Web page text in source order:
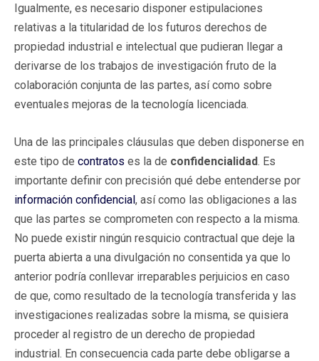
Igualmente, es necesario disponer estipulaciones
relativas a la titularidad de los futuros derechos de
propiedad industrial e intelectual que pudieran llegar a
derivarse de los trabajos de investigación fruto de la
colaboración conjunta de las partes, así como sobre
eventuales mejoras de la tecnología licenciada.
Una de las principales cláusulas que deben disponerse en
este tipo de contratos es la de confidencialidad. Es
importante definir con precisión qué debe entenderse por
información confidencial, así como las obligaciones a las
que las partes se comprometen con respecto a la misma.
No puede existir ningún resquicio contractual que deje la
puerta abierta a una divulgación no consentida ya que lo
anterior podría conllevar irreparables perjuicios en caso
de que, como resultado de la tecnología transferida y las
investigaciones realizadas sobre la misma, se quisiera
proceder al registro de un derecho de propiedad
industrial. En consecuencia cada parte debe obligarse a